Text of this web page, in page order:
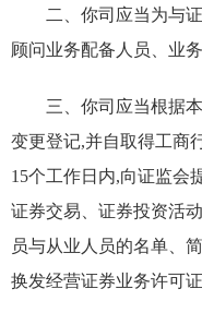
二、你司应当为与
顾问业务配备人员、业
三、你司应当根据
变更登记,并自取得工商
15个工作日内,向证监会
证券交易、证券投资活
员与从业人员的名单、
换发经营证券业务许可证